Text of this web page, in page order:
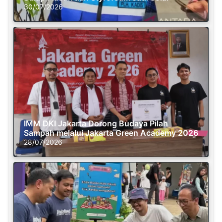
30/07/2026
IMM DKI Jakarta Dorong Budaya Pilah
Sampah melalui Jakarta Green Academy 2026
28/07/2026